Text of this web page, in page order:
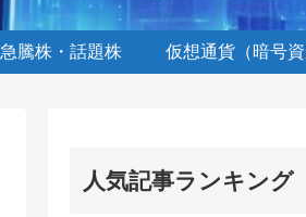
急騰株・話題株 仮想通貨（暗号資
人気記事ランキング